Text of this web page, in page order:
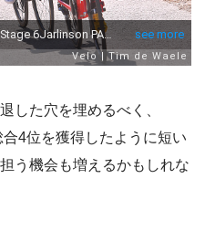
した穴を埋めるべく、
4位を獲得したように短い
う機会も増えるかもしれな